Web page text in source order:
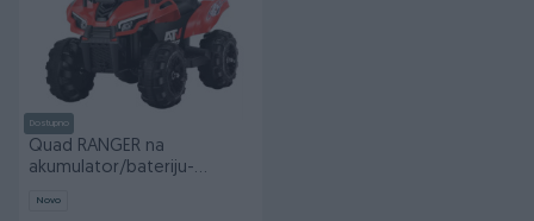
Dostupno
Quad RANGER na
akumulator/bateriju-
Novo